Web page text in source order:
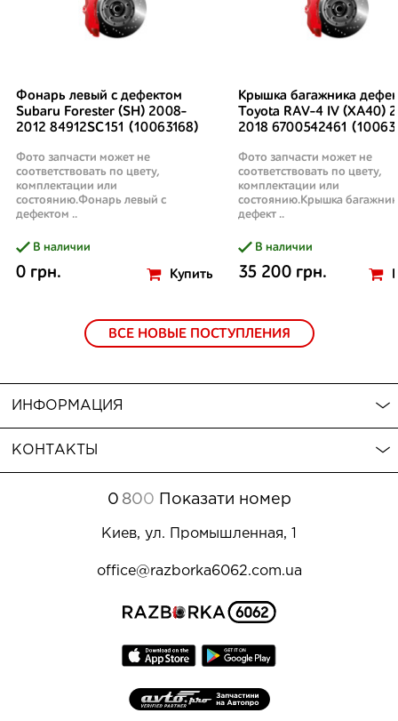
Фонарь левый с дефектом
Subaru Forester (SH) 2008-
2012 84912SC151 (10063168)
Фото запчасти может не
соответствовать по цвету,
комплектации или
состоянию.Фонарь левый с
дефектом ..
В наличии
0 грн. Купить
Крышка багажника
Toyota RAV-4 IV (XA40)
2018 6700542461
Фото запчасти может не
соответствовать по цвету,
комплектации или
состоянию.Крышка
дефект ..
В наличии
35 200 грн.
ВСЕ НОВЫЕ ПОСТУПЛЕНИЯ
ИНФОРМАЦИЯ
КОНТАКТЫ
0 800 Показати номер
Киев, ул. Промышленная, 1
office@razborka6062.com.ua